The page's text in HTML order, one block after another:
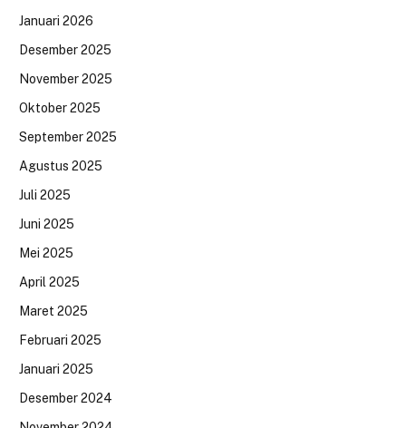
Januari 2026
Desember 2025
November 2025
Oktober 2025
September 2025
Agustus 2025
Juli 2025
Juni 2025
Mei 2025
April 2025
Maret 2025
Februari 2025
Januari 2025
Desember 2024